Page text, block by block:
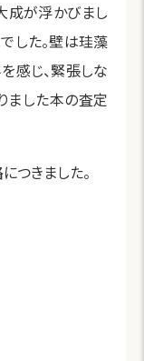
成が浮かびまし
した。壁は珪藻
感じ、緊張しな
ました本の査定
つきました。